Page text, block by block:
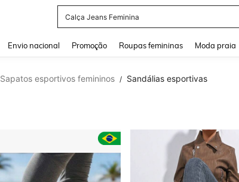
Calça Jeans Feminina
Envio nacional Promoção Roupas femininas Moda praia
Sapatos esportivos femininos / Sandálias esportivas